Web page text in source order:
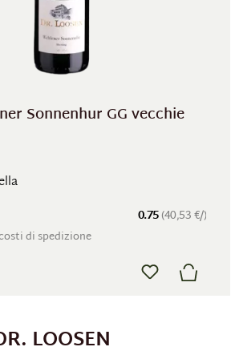
Sonnenhur GG vecchie
0.75(40,53 €/)
di spedizione
LOOSEN